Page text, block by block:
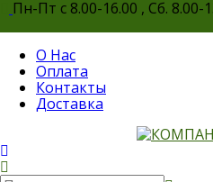
Пн-Пт с 8.00-16.00 , Сб.
О Нас
Оплата
Контакты
Доставка